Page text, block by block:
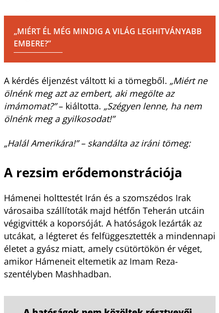
„MIÉRT ÉL MÉG MINDIG A VILÁG LEGHITVÁNYABB
EMBERE?”
A kérdés éljenzést váltott ki a tömegből. „Miért ne
ölnénk meg azt az embert, aki megölte az
imámomat?”– kiáltotta. „Szégyen lenne, ha nem
ölnénk meg a gyilkosodat!”
„Halál Amerikára!” – skandálta az iráni tömeg:
A rezsim erődemonstrációja
Hámenei holttestét Irán és a szomszédos Irak
városaiba szállítoták majd hétfőn Teherán utcáin
végigvitték a koporsóját. A hatóságok lezárták az
utcákat, a légteret és felfüggesztették a mindennapi
életet a gyász miatt, amely csütörtökön ér véget,
amikor Hámeneit eltemetik az Imam Reza-
szentélyben Mashhadban.